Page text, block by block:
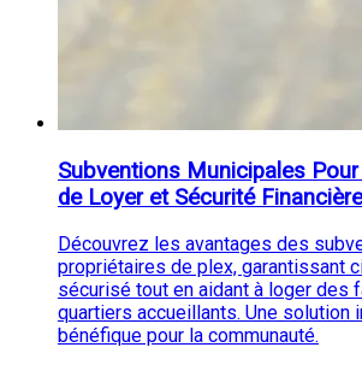
Subventions Municipales Pour
de Loyer et Sécurité
Découvrez les avantages des
propriétaires de plex, garantissant
sécurisé tout en aidant à loger des
quartiers accueillants. Une solution
bénéfique pour la communauté.